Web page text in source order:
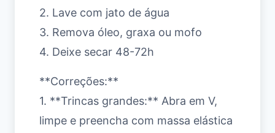
2. Lave com jato de água
3. Remova óleo, graxa ou mofo
4. Deixe secar 48-72h
**Correções:**
1. **Trincas grandes:** Abra em V,
limpe e preencha com massa elástica